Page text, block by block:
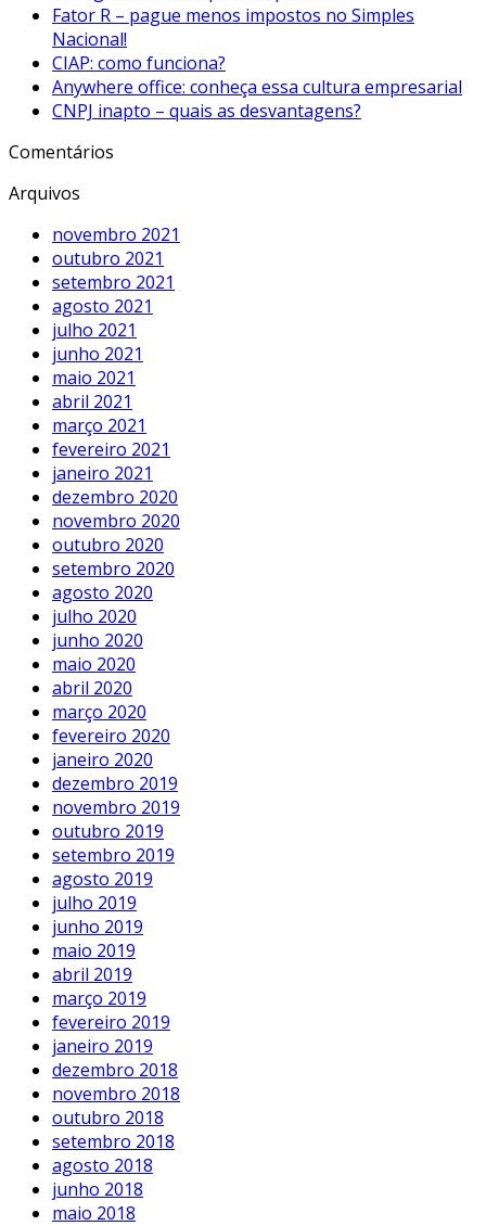
Fator R – pague menos impostos no Simples
Nacional!
CIAP: como funciona?
Anywhere office: conheça essa cultura empresarial
CNPJ inapto – quais as desvantagens?
Comentários
Arquivos
novembro 2021
outubro 2021
setembro 2021
agosto 2021
julho 2021
junho 2021
maio 2021
abril 2021
março 2021
fevereiro 2021
janeiro 2021
dezembro 2020
novembro 2020
outubro 2020
setembro 2020
agosto 2020
julho 2020
junho 2020
maio 2020
abril 2020
março 2020
fevereiro 2020
janeiro 2020
dezembro 2019
novembro 2019
outubro 2019
setembro 2019
agosto 2019
julho 2019
junho 2019
maio 2019
abril 2019
março 2019
fevereiro 2019
janeiro 2019
dezembro 2018
novembro 2018
outubro 2018
setembro 2018
agosto 2018
junho 2018
maio 2018